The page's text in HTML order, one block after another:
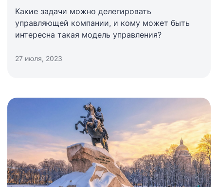
Какие задачи можно делегировать
управляющей компании, и кому может быть
интересна такая модель управления?
27 июля, 2023